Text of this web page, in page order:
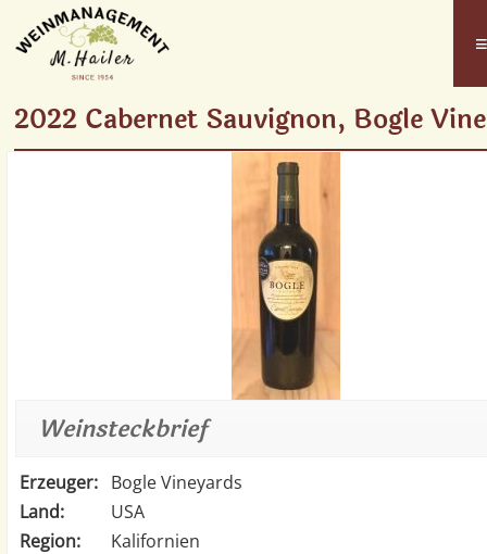
≡
2022 Cabernet Sauvignon, Bogle
Weinsteckbrief
Erzeuger: Bogle Vineyards
Land:
USA
Region:
Kalifornien